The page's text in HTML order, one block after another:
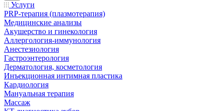
Услуги
PRP-терапия (плазмотерапия)
Медицинские анализы
Акушерство и гинекология
Аллергология-иммунология
Анестезиология
Гастроэнтерология
Дерматология, косметология
Инъекционная интимная пластика
Кардиология
Мануальная терапия
Массаж